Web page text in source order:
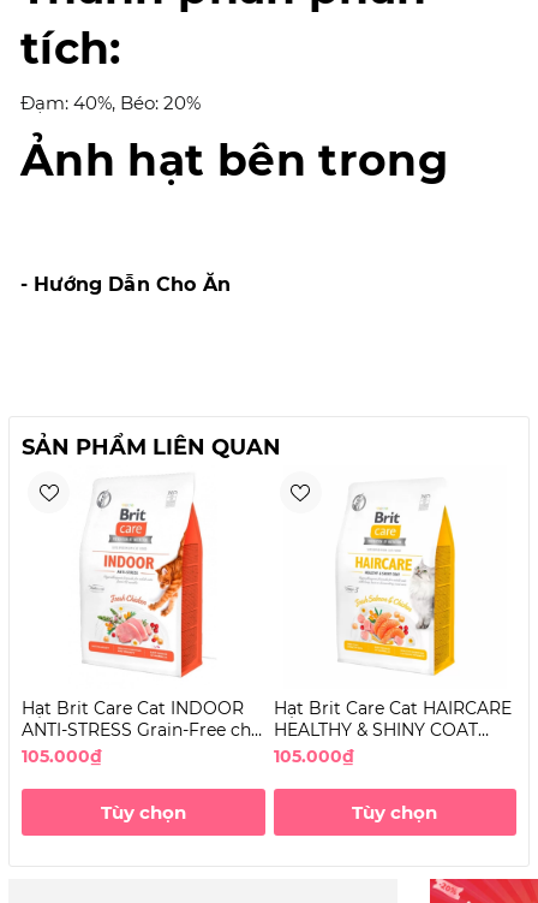
tích:
Đạm: 40%, Béo: 20%
Ảnh hạt bên trong
- Hướng Dẫn Cho Ăn
SẢN PHẨM LIÊN QUAN
Hạt Brit Care Cat INDOOR
ANTI-STRESS Grain-Free cho
Mèo
105.000₫
Tùy chọn
Hạt Brit Care Cat HAIRCARE
HEALTHY & SHINY COAT
Grain-Free dưỡng lông cho
105.000₫
Tùy chọn